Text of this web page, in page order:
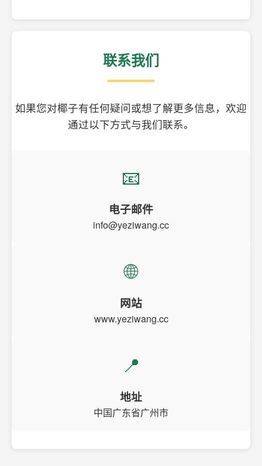
联系我们
如果您对椰子有任何疑问或想了解更多信息，欢迎
通过以下方式与我们联系。
📧
电子邮件
info@yeziwang.cc
🌐
网站
www.yeziwang.cc
📍
地址
中国广东省广州市